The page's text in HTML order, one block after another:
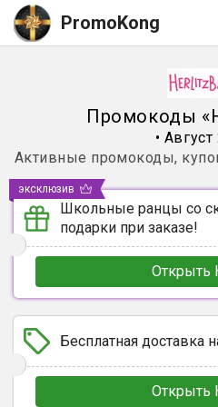
PromoKong
Промокоды «
• Август
Активные промокоды,
Школьные ранцы со
подарки при заказе!
Открыть
эксклюзив
Бесплатная доставка
Открыть